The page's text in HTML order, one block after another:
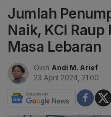
Jumlah
Naik, KCI
Masa Lebaran
Oleh Andi M. Arief
23 April 2024, 21:00